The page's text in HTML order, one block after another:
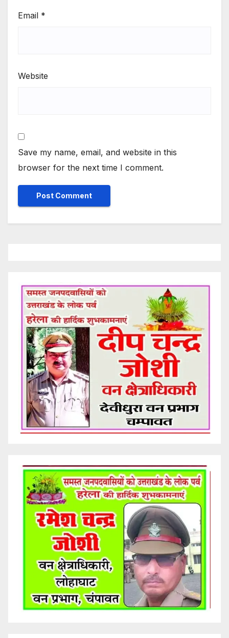
Email *
Website
Save my name, email, and website in this
browser for the next time I comment.